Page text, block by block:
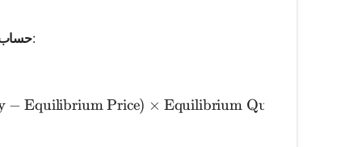
حساب: استخدم الصيغة المناسبة بناءً على شكل منحنى الطلب:
Surplus} = 0.5 \times (\text{Maximum
− Equilibrium Price) × Equilibrium Quantity